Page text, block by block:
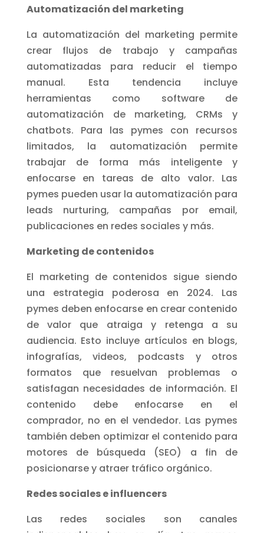
Automatización del marketing
La automatización del marketing permite
crear flujos de trabajo y campañas
automatizadas para reducir el tiempo
manual. Esta tendencia incluye
herramientas como software de
automatización de marketing, CRMs y
chatbots. Para las pymes con recursos
limitados, la automatización permite
trabajar de forma más inteligente y
enfocarse en tareas de alto valor. Las
pymes pueden usar la automatización para
leads nurturing, campañas por email,
publicaciones en redes sociales y más.
Marketing de contenidos
El marketing de contenidos sigue siendo
una estrategia poderosa en 2024. Las
pymes deben enfocarse en crear contenido
de valor que atraiga y retenga a su
audiencia. Esto incluye artículos en blogs,
infografías, videos, podcasts y otros
formatos que resuelvan problemas o
satisfagan necesidades de información. El
contenido debe enfocarse en el
comprador, no en el vendedor. Las pymes
también deben optimizar el contenido para
motores de búsqueda (SEO) a fin de
posicionarse y atraer tráfico orgánico.
Redes sociales e influencers
Las redes sociales son canales